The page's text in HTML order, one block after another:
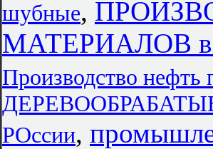
шубные,
МАТЕРИАЛОВ в
Производство
РОссии,